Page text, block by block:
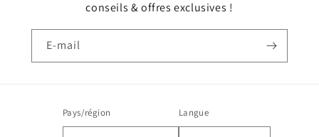
conseils & offres exclusives !
E-mail
Pays/région Langue